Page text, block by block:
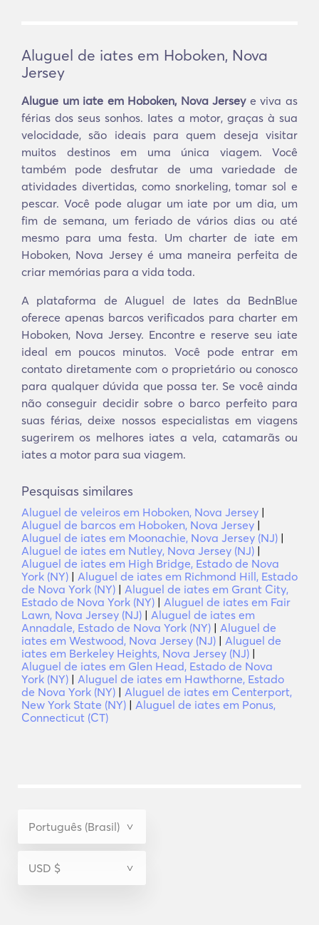
Aluguel de iates em Hoboken, Nova
Jersey
Alugue um iate em Hoboken, Nova Jerseye viva as
férias dos seus sonhos. Iates a motor, graças à sua
velocidade, são ideais para quem deseja visitar
muitos destinos em uma única viagem. Você
também pode desfrutar de uma variedade de
atividades divertidas, como snorkeling, tomar sol e
pescar. Você pode alugar um iate por um dia, um
fim de semana, um feriado de vários dias ou até
mesmo para uma festa. Um charter de iate em
Hoboken, Nova Jersey é uma maneira perfeita de
criar memórias para a vida toda.
A plataforma de Aluguel de Iates da BednBlue
oferece apenas barcos verificados para charter em
Hoboken, Nova Jersey. Encontre e reserve seu iate
ideal em poucos minutos. Você pode entrar em
contato diretamente com o proprietário ou conosco
para qualquer dúvida que possa ter. Se você ainda
não conseguir decidir sobre o barco perfeito para
suas férias, deixe nossos especialistas em viagens
sugerirem os melhores iates a vela, catamarãs ou
iates a motor para sua viagem.
Pesquisas similares
Aluguel de veleiros em Hoboken, Nova Jersey |
Aluguel de barcos em Hoboken, Nova Jersey |
Aluguel de iates em Moonachie, Nova Jersey (NJ) |
Aluguel de iates em Nutley, Nova Jersey (NJ) |
Aluguel de iates em High Bridge, Estado de Nova
York (NY) | Aluguel de iates em Richmond Hill, Estado
de Nova York (NY) | Aluguel de iates em Grant City,
Estado de Nova York (NY) | Aluguel de iates em Fair
Lawn, Nova Jersey (NJ) | Aluguel de iates em
Annadale, Estado de Nova York (NY) | Aluguel de
iates em Westwood, Nova Jersey (NJ) | Aluguel de
iates em Berkeley Heights, Nova Jersey (NJ) |
Aluguel de iates em Glen Head, Estado de Nova
York (NY) | Aluguel de iates em Hawthorne, Estado
de Nova York (NY) | Aluguel de iates em Centerport,
New York State (NY) | Aluguel de iates em Ponus,
Connecticut (CT)